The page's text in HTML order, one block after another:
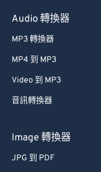
Audio 轉換器
MP3 轉換器
MP4 到 MP3
Video 到 MP3
音訊轉換器
Image 轉換器
JPG 到 PDF